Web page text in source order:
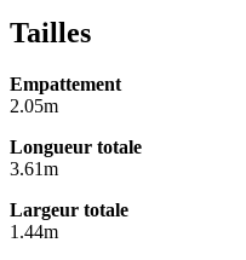
Tailles
Empattement
2.05m
Longueur totale
3.61m
Largeur totale
1.44m